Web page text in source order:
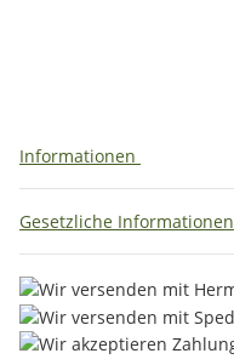
Informationen
Gesetzliche Informationen